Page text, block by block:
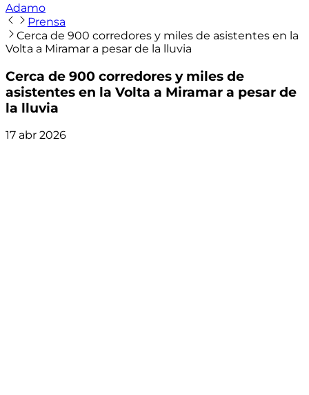
Adamo
Prensa
Cerca de 900 corredores y miles de asistentes en la
Volta a Miramar a pesar de la lluvia
Cerca de 900 corredores y miles de
asistentes en la Volta a Miramar a pesar de
la lluvia
17 abr 2026